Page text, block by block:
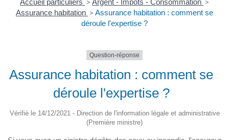
Accueil particuliers > Argent - Impôts - Consommation >
Assurance habitation > Assurance habitation : comment se
déroule l'expertise ?
Question-réponse
Assurance habitation : comment se
déroule l'expertise ?
Vérifié le 14/12/2021 - Direction de l'information légale et administrative
(Première ministre)